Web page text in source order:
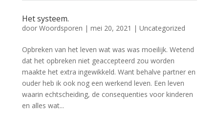
Het systeem.
door Woordsporen | mei 20, 2021 | Uncategorized
Opbreken van het leven wat was was moeilijk. Wetend
dat het opbreken niet geaccepteerd zou worden
maakte het extra ingewikkeld. Want behalve partner en
ouder heb ik ook nog een werkend leven. Een leven
waarin echtscheiding, de consequenties voor kinderen
en alles wat...